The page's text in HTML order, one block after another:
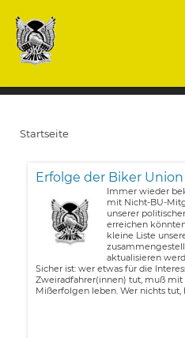
zum
Inhalt
Startseite
Erfolge der Biker Union
Immer wieder
mit Nicht-BU-
unserer
erreichen
kleine Liste
aktualisieren
Sicher ist: wer etwas für die
Zweiradfahrer(innen) tut, muß mit
Mißerfolgen leben. Wer nichts tut,